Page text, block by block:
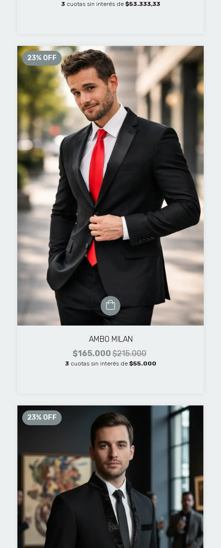
3 cuotas sin interés de $53.333,33
23% OFF
AMBO MILAN
$165.000$215.000
3 cuotas sin interés de $55.000
23% OFF